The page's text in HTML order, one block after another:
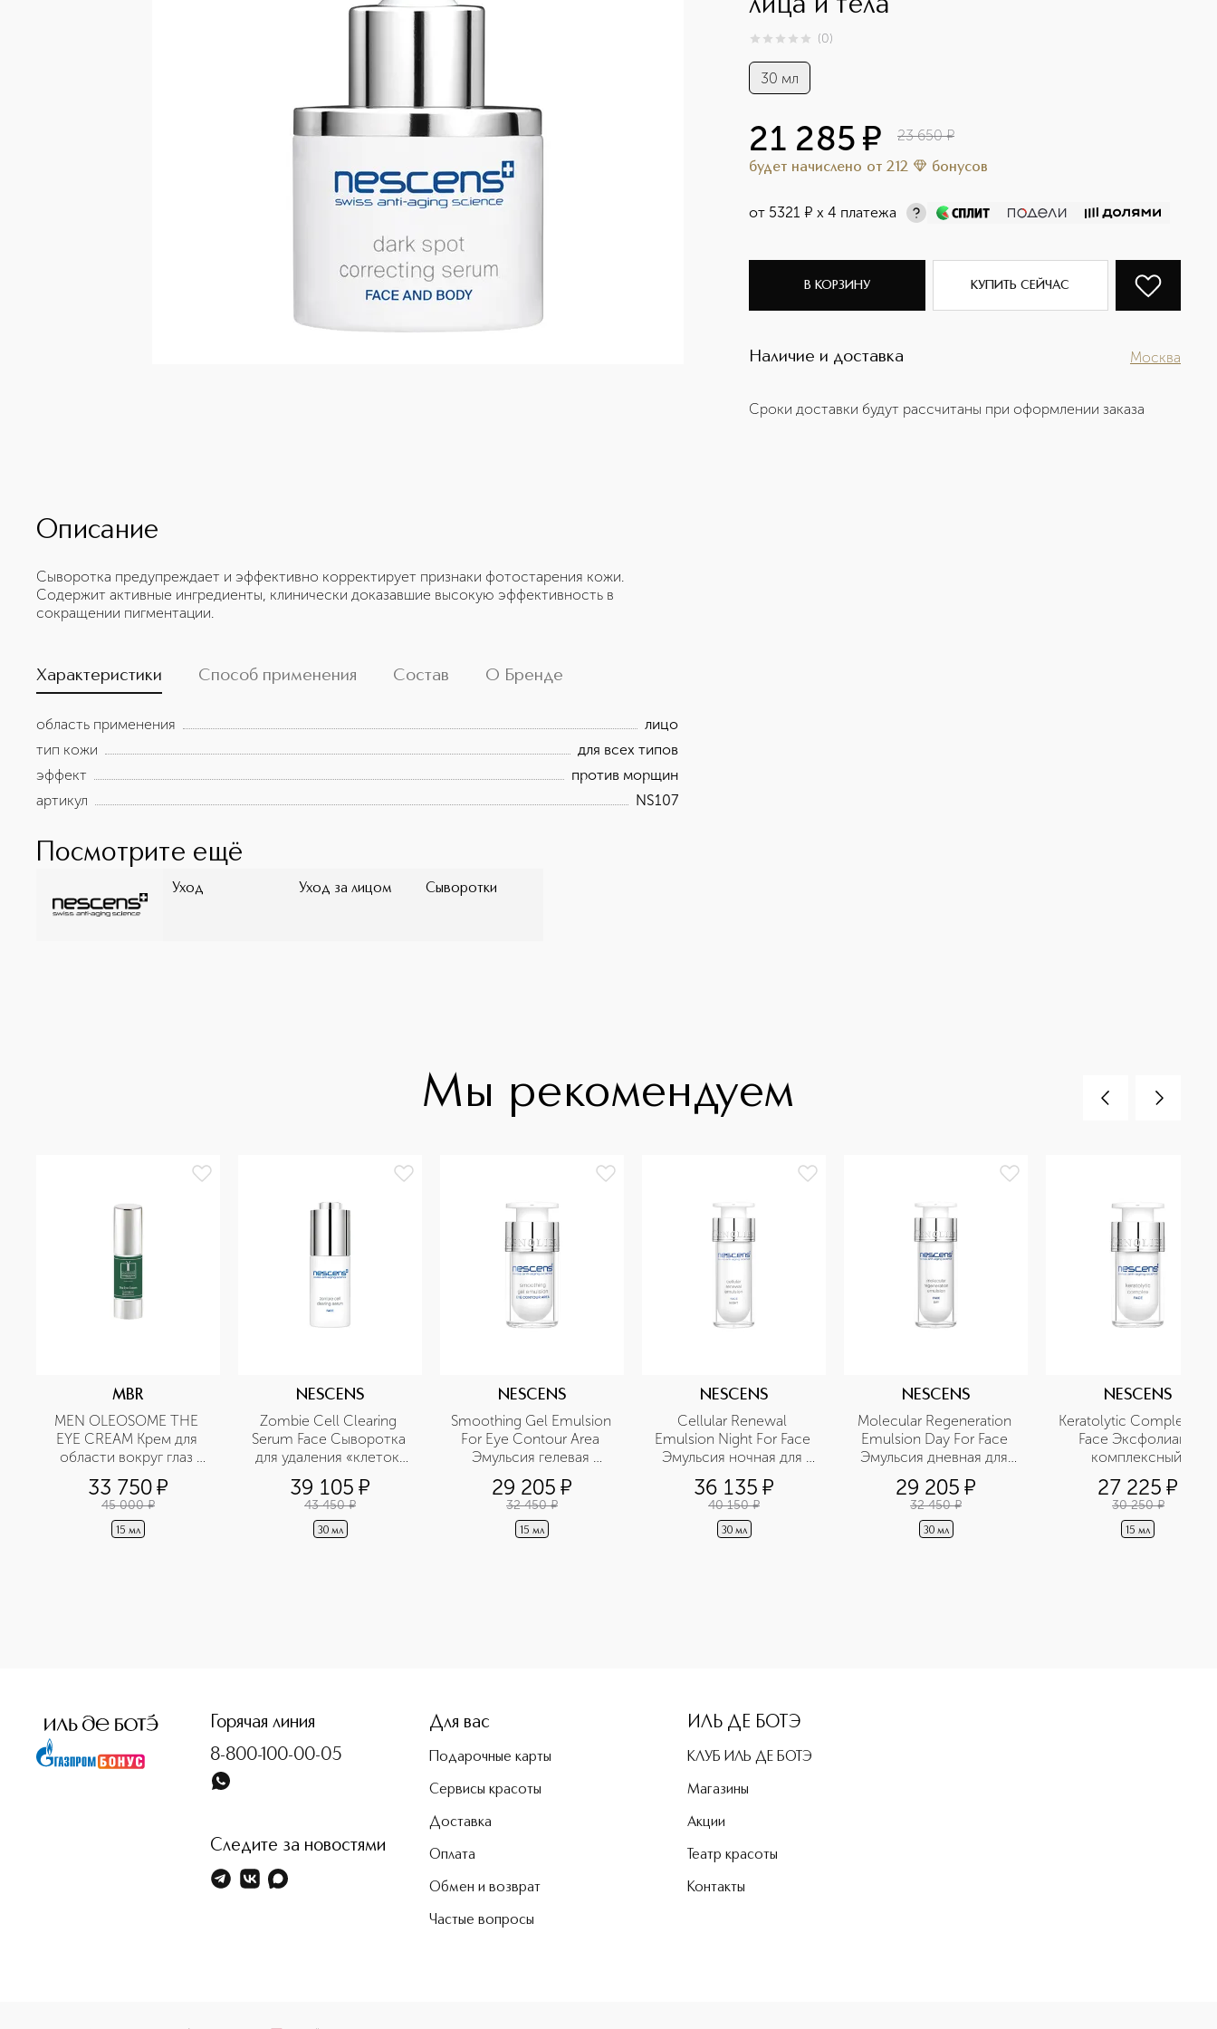
лица и тела
0из 0 (0)
30 мл
21 285 ¤ 23 650 ¤
будет начислено от 212 бонусов
от 5321 ¤ х 4 платежа
В КОРЗИНУ КУПИТЬ СЕЙЧАС
Наличие и доставка Москва
Сроки доставки будут рассчитаны при оформлении заказа
Описание
Сыворотка предупреждает и эффективно корректирует признаки фотостарения кожи.
Содержит активные ингредиенты, клинически доказавшие высокую эффективность в
сокращении пигментации.
Характеристики Способ применения Состав О Бренде
область применения
лицо
тип кожи
для всех типов
эффект
против морщин
артикул
NS107
Посмотрите ещё
Уход Уход за лицом Сыворотки
Мы рекомендуем
MBR
MEN OLEOSOME THE
EYE CREAM Крем для
области вокруг глаз
разглаживающий
33 750¤
45 000 ¤
15 мл
NESCENS
Zombie Cell Clearing
Serum Face Сыворотка
для удаления «клеток-
зомби» для лица
39 105 ¤
43 450 ¤
30 мл
NESCENS
Smoothing Gel Emulsion
For Eye Contour Area
Эмульсия гелевая
разглаживающая для
контура глаз
29 205 ¤
32 450 ¤
15 мл
NESCENS
Cellular Renewal
Emulsion Night For Face
Эмульсия ночная для
обновления клеток для
лица
36 135 ¤
40 150 ¤
30 мл
NESCENS
Molecular Regeneration
Emulsion Day For Face
Эмульсия дневная для
молекулярной
регенерации для лица
29 205 ¤
32 450 ¤
30 мл
NESCENS
Keratolytic Complex For
Face Эксфолиант
комплексный
кератолитический для
лица
27 225 ¤
30 250 ¤
15 мл
Горячая линия
8-800-100-00-05
Следите за новостями
Для вас
Подарочные карты
Сервисы красоты
Доставка
Оплата
Обмен и возврат
Частые вопросы
ИЛЬ ДЕ БОТЭ
КЛУБ ИЛЬ ДЕ БОТЭ
Магазины
Акции
Театр красоты
Контакты